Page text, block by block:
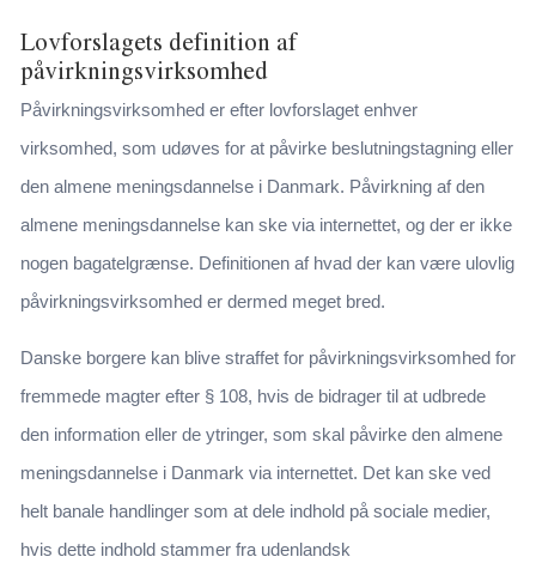
Lovforslagets definition af
påvirkningsvirksomhed
Påvirkningsvirksomhed er efter lovforslaget enhver
virksomhed, som udøves for at påvirke beslutningstagning eller
den almene meningsdannelse i Danmark. Påvirkning af den
almene meningsdannelse kan ske via internettet, og der er ikke
nogen bagatelgrænse. Definitionen af hvad der kan være ulovlig
påvirkningsvirksomhed er dermed meget bred.
Danske borgere kan blive straffet for påvirkningsvirksomhed for
fremmede magter efter § 108, hvis de bidrager til at udbrede
den information eller de ytringer, som skal påvirke den almene
meningsdannelse i Danmark via internettet. Det kan ske ved
helt banale handlinger som at dele indhold på sociale medier,
hvis dette indhold stammer fra udenlandsk